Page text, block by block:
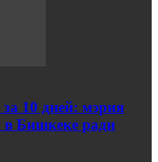
10 дней: мэрия
в Бишкеке ради